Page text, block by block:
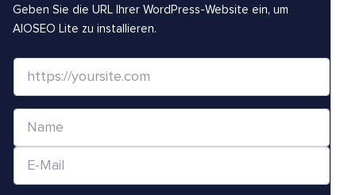
Geben Sie die URL Ihrer WordPress-Website ein, um
AIOSEO Lite zu installieren.
e
b
i
a
e
-